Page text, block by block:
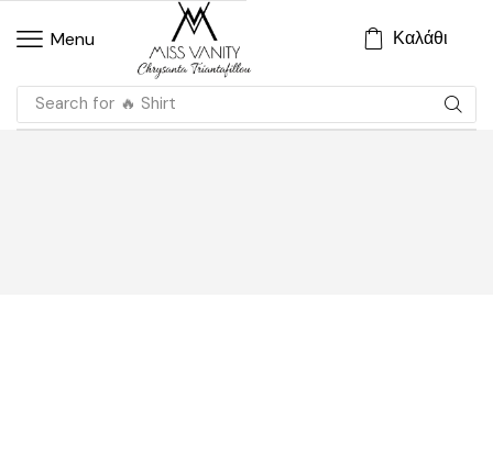
Menu Καλάθι
Search for 🔥 Shirt